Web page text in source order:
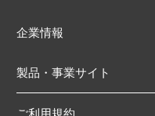
企業情報
製品・事業サイト